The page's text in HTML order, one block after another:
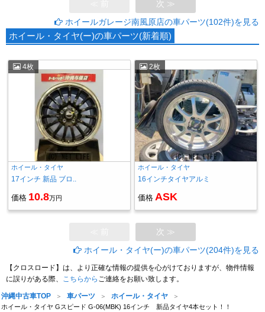
次 ≫
ホイールガレージ南風原店の車パーツ(102件)を見る
ホイール・タイヤ(ー)の車パーツ(新着順)
4枚
ホイール・タイヤ
17インチ 新品 ブロ..
価格 10.8万円
2枚
ホイール・タイヤ
16インチタイヤアルミ
価格 ASK
次 ≫
ホイール・タイヤ(ー)の車パーツ(204件)を見る
【クロスロード】は、より正確な情報の提供を心がけておりますが、物件情報
に誤りがある際、 こちらから ご連絡をお願い致します。
沖縄中古車TOP 車パーツ ホイール・タイヤ
ホイール・タイヤ Gスピード G-06(MBK) 16インチ 新品タイヤ4本セット！！